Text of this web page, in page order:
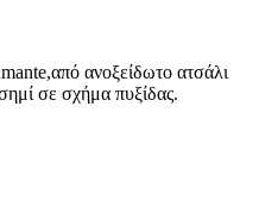
ανοξείδωτο ατσάλι
σε σχήμα πυξίδας.